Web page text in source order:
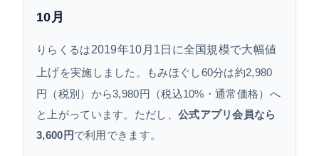
10月
りらくるは2019年10月1日に全国規模で大幅値
上げ を実施しました。もみほぐし60分は約2,980
円（税別）から3,980円（税込10%・通常価格）へ
と上がっています。ただし、 公式アプリ会員なら
3,600円で利用できます。